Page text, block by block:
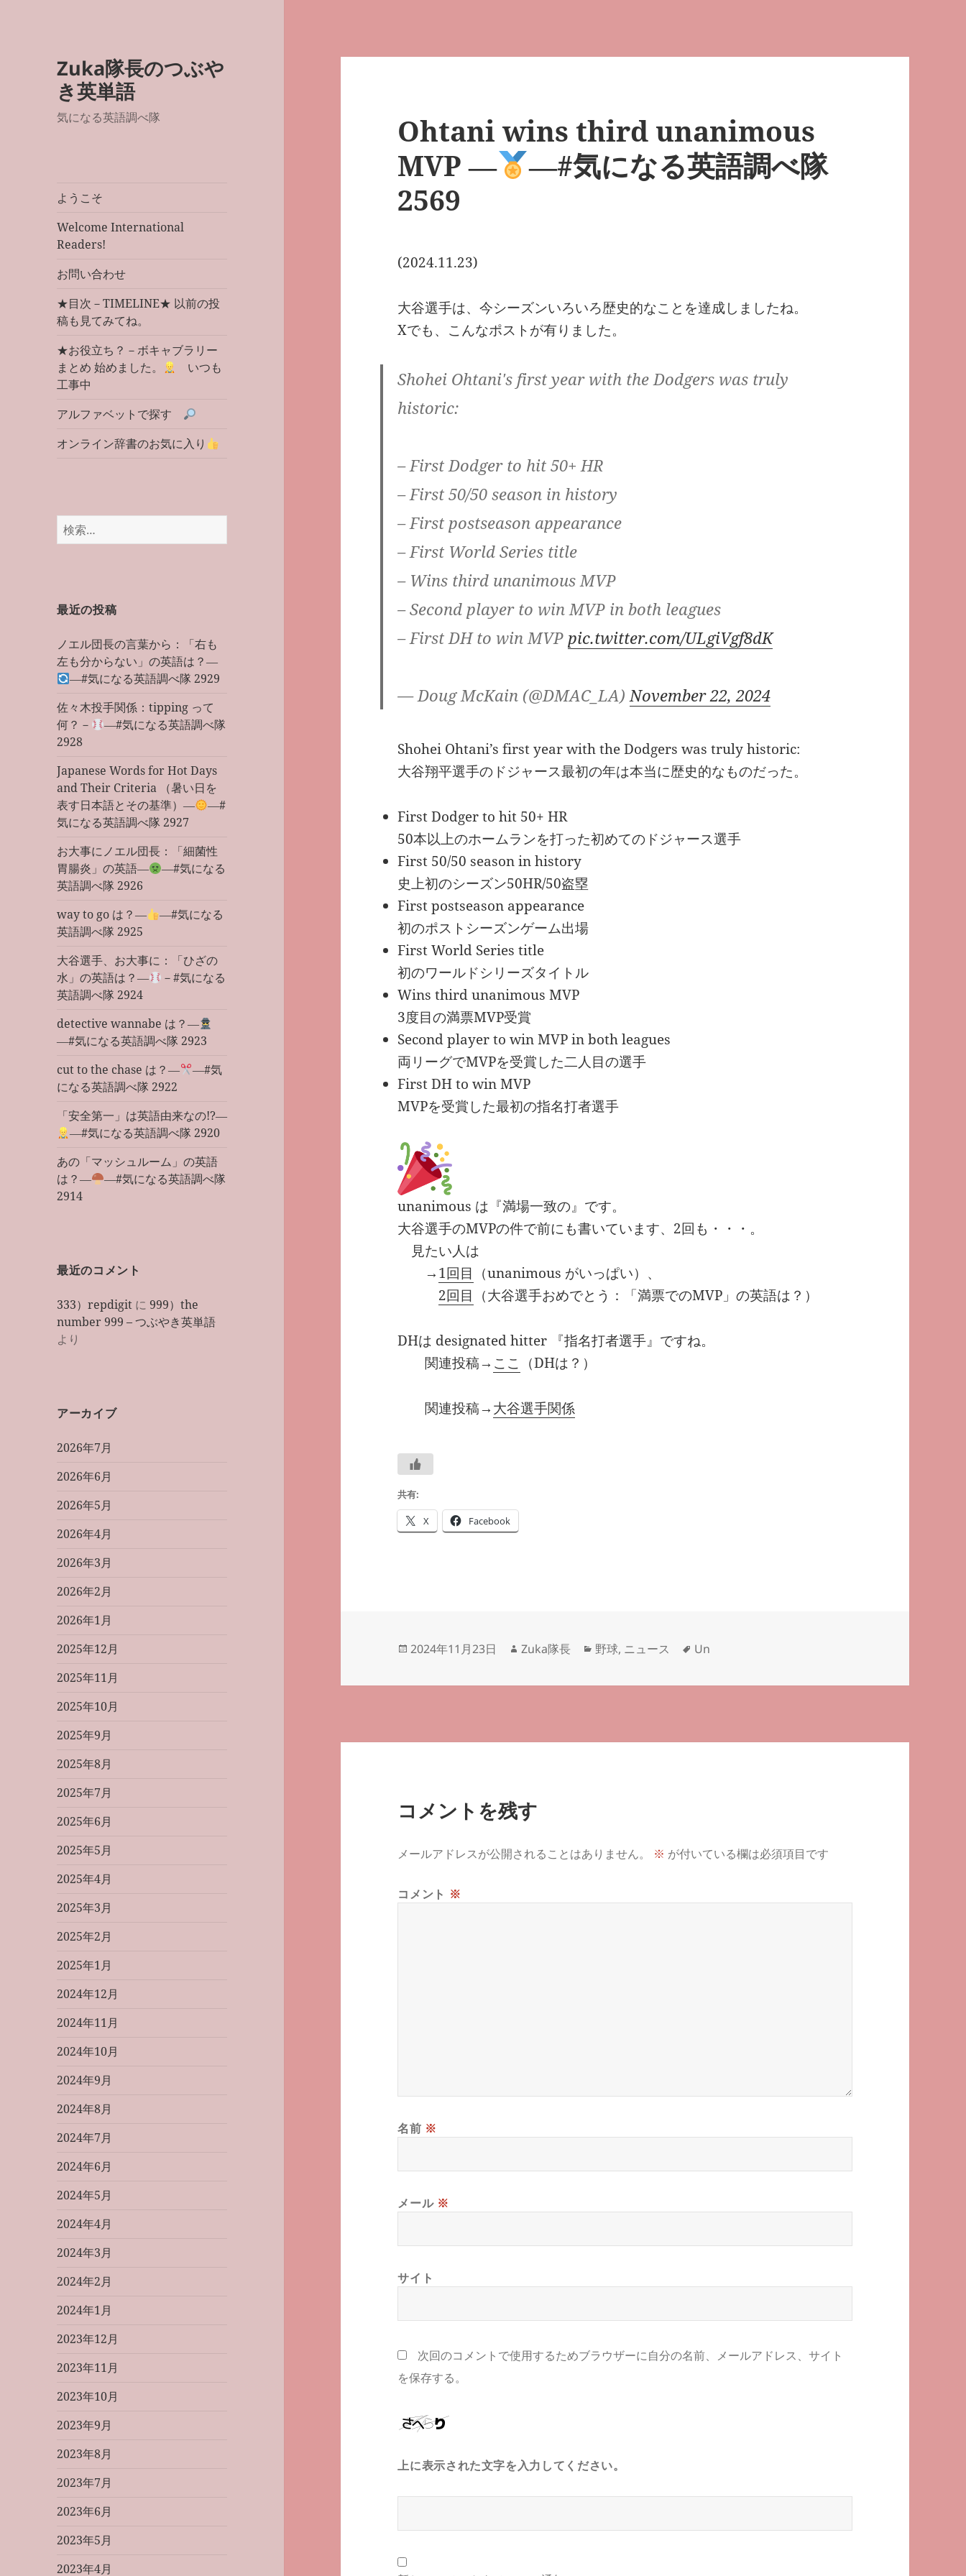
Zuka隊長のつぶや
き英単語
気になる英語調べ隊
ようこそ
Welcome International
Readers!
お問い合わせ
★目次－TIMELINE★ 以前の投
稿も見てみてね。
★お役立ち？－ボキャブラリー
まとめ 始めました。
いつも
工事中
アルファベットで探す
オンライン辞書のお気に入り
検
索:
最近の投稿
ノエル団長の言葉から：「右も
左も分からない」の英語は？―
―#気になる英語調べ隊 2929
佐々木投手関係：tipping って
何？－
―#気になる英語調べ隊
2928
Japanese Words for Hot Days
and Their Criteria （暑い日を
表す日本語とその基準）―
―#
気になる英語調べ隊 2927
お大事にノエル団長：「細菌性
胃腸炎」の英語―
―#気になる
英語調べ隊 2926
way to go は？―
―#気になる
英語調べ隊 2925
大谷選手、お大事に：「ひざの
水」の英語は？―
－#気になる
英語調べ隊 2924
detective wannabe は？―
―#気になる英語調べ隊 2923
cut to the chase は？―
―#気
になる英語調べ隊 2922
「安全第一」は英語由来なの!?―
―#気になる英語調べ隊 2920
あの「マッシュルーム」の英語
は？―
―#気になる英語調べ隊
2914
最近のコメント
333）repdigit に999）the
number 999 – つぶやき英単語
より
アーカイブ
2026年7月
2026年6月
2026年5月
2026年4月
2026年3月
2026年2月
2026年1月
2025年12月
2025年11月
2025年10月
2025年9月
2025年8月
2025年7月
2025年6月
2025年5月
2025年4月
2025年3月
2025年2月
2025年1月
2024年12月
2024年11月
2024年10月
2024年9月
2024年8月
2024年7月
2024年6月
2024年5月
2024年4月
2024年3月
2024年2月
2024年1月
2023年12月
2023年11月
2023年10月
2023年9月
2023年8月
2023年7月
2023年6月
2023年5月
2023年4月
Ohtani wins third unanimous
MVP ―
―#気になる英語調べ隊
2569
(2024.11.23)
大谷選手は、今シーズンいろいろ歴史的なことを達成しましたね。
Xでも、こんなポストが有りました。
Shohei Ohtani's first year with the Dodgers was truly
historic:
– First Dodger to hit 50+ HR
– First 50/50 season in history
– First postseason appearance
– First World Series title
– Wins third unanimous MVP
– Second player to win MVP in both leagues
– First DH to win MVP pic.twitter.com/ULgiVgf8dK
— Doug McKain (@DMAC_LA)November 22, 2024
Shohei Ohtani’s first year with the Dodgers was truly historic:
大谷翔平選手のドジャース最初の年は本当に歴史的なものだった。
First Dodger to hit 50+ HR
50本以上のホームランを打った初めてのドジャース選手
First 50/50 season in history
史上初のシーズン50HR/50盗塁
First postseason appearance
初のポストシーズンゲーム出場
First World Series title
初のワールドシリーズタイトル
Wins third unanimous MVP
3度目の満票MVP受賞
Second player to win MVP in both leagues
両リーグでMVPを受賞した二人目の選手
First DH to win MVP
MVPを受賞した最初の指名打者選手
unanimous は『満場一致の』です。
大谷選手のMVPの件で前にも書いています、2回も・・・。
見たい人は
→1回目 （unanimous がいっぱい）、
2回目 （大谷選手おめでとう：「満票でのMVP」の英語は？）
DHは designated hitter 『指名打者選手』ですね。
関連投稿→ ここ （DHは？）
関連投稿→大谷選手関係
共有:
X Facebook
投
日:
2024年11月23日
作
者
Zuka隊長
カ
ゴ
野球, ニュース
タ
Un
コメントを残す
メールアドレスが公開されることはありません。 ※ が付いている欄は必須項目です
コメント ※
名前 ※
メール ※
サイト
次回のコメントで使用するためブラウザーに自分の名前、メールアドレス、サイト
を保存する。
上に表示された文字を入力してください。